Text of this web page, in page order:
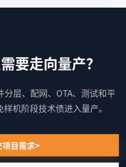
要走向量产？
层、配网、OTA、测试和平
机阶段技术债进入量产。
项目需求